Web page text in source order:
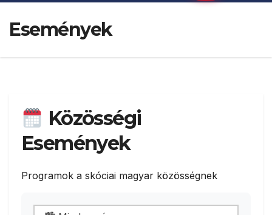
Események
Közösségi
Események
Programok a skóciai magyar közösségnek